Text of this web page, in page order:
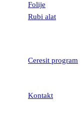
Folije
Rubi alat
Ceresit program
Kontakt